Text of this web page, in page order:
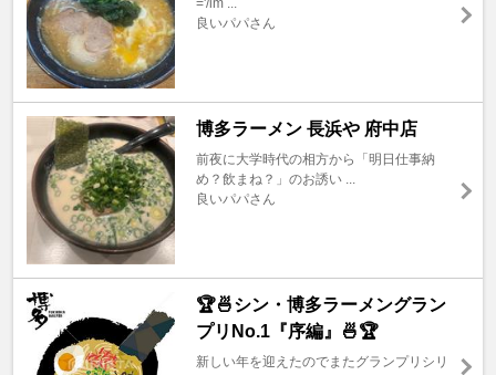
='/im ...
良いパパさん
博多ラーメン 長浜や 府中店
前夜に大学時代の相方から「明日仕事納
め？飲まね？」のお誘い ...
良いパパさん
🏆🍜シン・博多ラーメングラン
プリNo.1『序編』🍜🏆
新しい年を迎えたのでまたグランプリシリ